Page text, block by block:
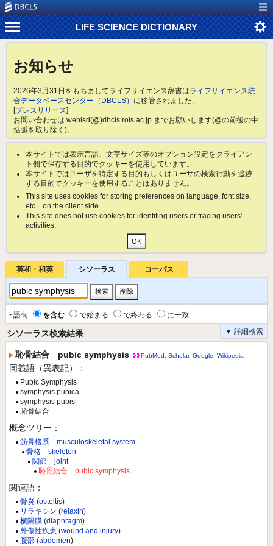
LIFE SCIENCE DICTIONARY
お知らせ
2026年3月31日をもちましてライフサイエンス辞書はライフサイエンス統
合データベースセンター（DBCLS） に移管されました。
[プレスリリース]
お問い合わせは weblsd(@)dbcls.rois.ac.jp までお願いします(@の前後の中
括弧を取り除く)。
本サイトでは表示言語、文字サイズ等のオプション設定をクライアン
ト側で保存する目的でクッキーを使用しています。
本サイトではユーザを特定する目的もしくはユーザの検索行動を追跡
する目的でクッキーを使用することはありません。
This site uses cookies for storing preferences on language, font size,
etc... on the client side.
This site does not use cookies for identifing users or tracing users'
activities.
英和・和英 シソーラス コーパス
‣ 語句 を含む で始まる で終わる
に一致
▼ 詳細検索
シソーラス検索結果
恥骨結合 pubic symphysis PubMed Scholar, Google Wikipedia
同義語（異表記）：
Pubic Symphysis
symphysis pubica
symphysis pubis
恥骨結合
概念ツリー：
筋骨格系 musculoskeletal system
骨格 skeleton
関節 joint
恥骨結合 pubic symphysis
関連語：
骨炎 (osteitis)
リラキシン (relaxin)
横隔膜 (diaphragm)
外傷性疾患 (wound and injury)
腹部 (abdomen)